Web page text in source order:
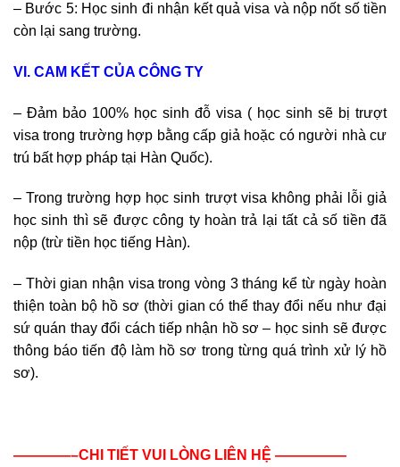
– Bước 5: Học sinh đi nhận kết quả visa và nộp nốt số tiền
còn lại sang trường.
VI. CAM KẾT CỦA CÔNG TY
– Đảm bảo 100% học sinh đỗ visa ( học sinh sẽ bị trượt
visa trong trường hợp bằng cấp giả hoặc có người nhà cư
trú bất hợp pháp tại Hàn Quốc).
– Trong trường hợp học sinh trượt visa không phải lỗi giả
học sinh thì sẽ được công ty hoàn trả lại tất cả số tiền đã
nộp (trừ tiền học tiếng Hàn).
– Thời gian nhận visa trong vòng 3 tháng kể từ ngày hoàn
thiện toàn bộ hồ sơ (thời gian có thể thay đổi nếu như đại
sứ quán thay đổi cách tiếp nhận hồ sơ – học sinh sẽ được
thông báo tiến độ làm hồ sơ trong từng quá trình xử lý hồ
sơ).
————–CHI TIẾT VUI LÒNG LIÊN HỆ —————